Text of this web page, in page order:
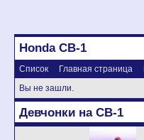
Honda CB-1
Список Главная страница
Вы не зашли.
Девчонки на CB-1